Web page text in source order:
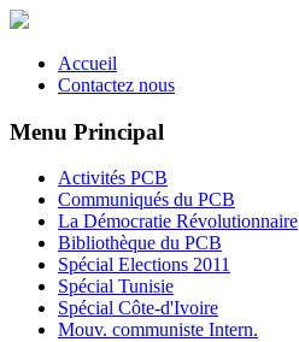
Accueil
Contactez nous
Menu Principal
Activités PCB
Communiqués du PCB
La Démocratie Révolutionnaire
Bibliothèque du PCB
Spécial Elections 2011
Spécial Tunisie
Spécial Côte-d'Ivoire
Mouv. communiste Intern.